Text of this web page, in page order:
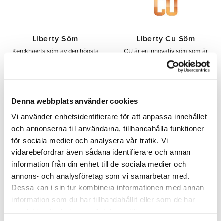
Denna webbplats använder cookies
Vi använder enhetsidentifierare för att anpassa innehållet
och annonserna till användarna, tillhandahålla funktioner
för sociala medier och analysera vår trafik. Vi
vidarebefordrar även sådana identifierare och annan
information från din enhet till de sociala medier och
annons- och analysföretag som vi samarbetar med.
Dessa kan i sin tur kombinera informationen med annan
information som du har tillhandahållit eller som de har
Liberty Söm
Kerckhaerts söm av den högsta
134,00SEK
Lägg till i önskelista
Liberty Cu Söm
CU är en innovativ söm som är
beklädd med antimikrobiell
koppar. Sömmen eliminerar alla
mikroorganismer som kommer in
MÄNGD-
RABATT
MÄNGD-
RABATT